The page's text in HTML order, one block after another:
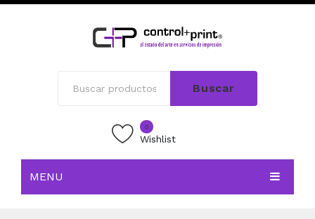
Buscar
0
Wishlist
MENU